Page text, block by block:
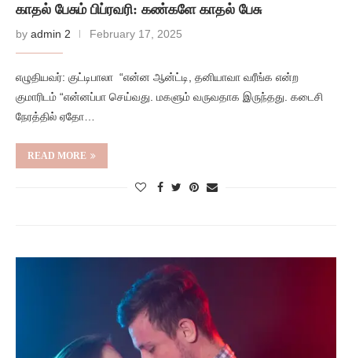
காதல் பேசும் பிப்ரவரி: கண்களே காதல் பேசு
by admin 2 February 17, 2025
எழுதியவர்: குட்டிபாலா “என்ன ஆன்ட்டி, தனியாவா வரீங்க என்ற
குமாரிடம் “என்னப்பா செய்வது. மகளும் வருவதாக இருந்தது. கடைசி
நேரத்தில் ஏதோ…
READ MORE